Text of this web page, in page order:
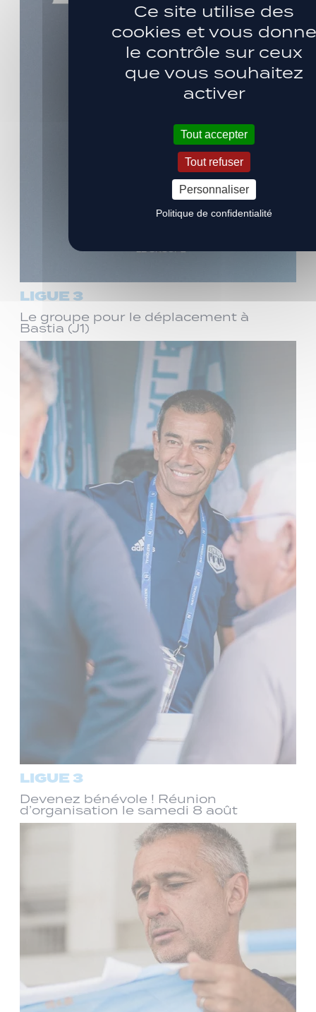
LIGUE 3
Le groupe pour le déplacement à
Bastia (J1)
LIGUE 3
Devenez bénévole ! Réunion
d’organisation le samedi 8 août
Ce site utilise des
cookies et vous donne
le contrôle sur ceux
que vous souhaitez
activer
Tout accepter
Tout refuser
Personnaliser
Politique de confidentialité